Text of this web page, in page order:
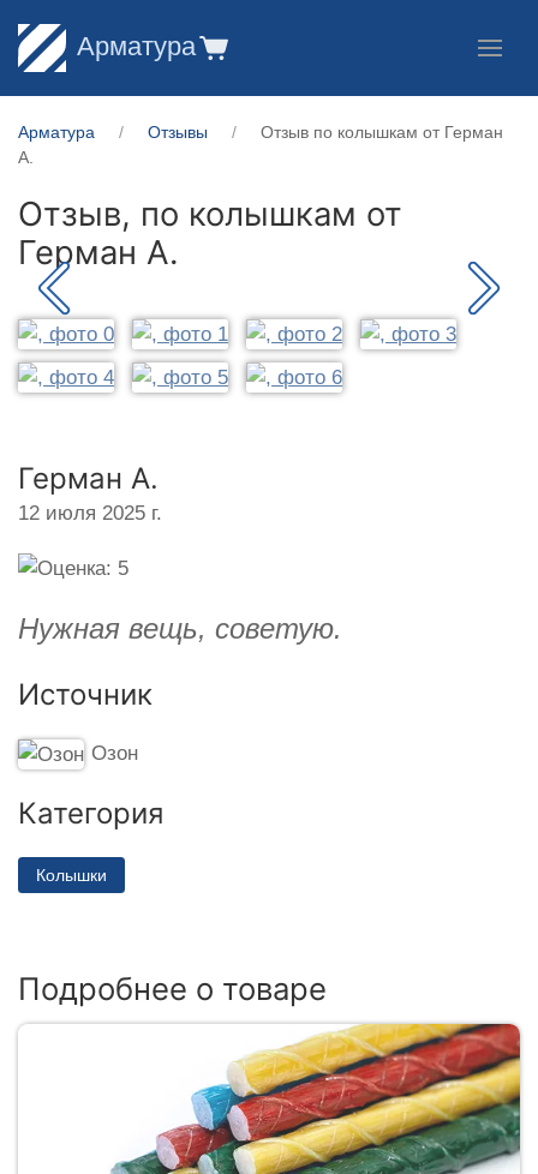
Арматура
Арматура Отзывы
Отзыв по колышкам от Герман
А.
Отзыв, по колышкам от
Герман А.
Герман А.
12 июля 2025 г.
Нужная вещь, советую.
Источник
Озон
Категория
Колышки
Подробнее о товаре